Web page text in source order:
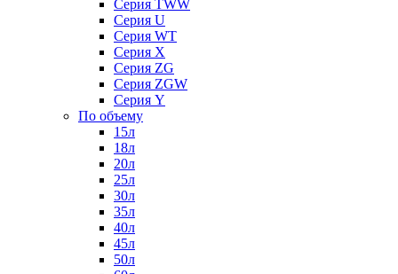
Серия TWW
Серия U
Серия WT
Серия X
Серия ZG
Серия ZGW
Серия Y
По объему
15л
18л
20л
25л
30л
35л
40л
45л
50л